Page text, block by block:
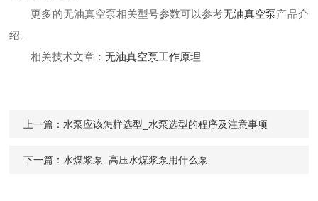
更多的无油真空泵相关型号参数可以参考无油真空泵产品介
绍。
相关技术文章：无油真空泵工作原理
上一篇：水泵应该怎样选型_水泵选型的程序及注意事项
下一篇：水煤浆泵_高压水煤浆泵用什么泵